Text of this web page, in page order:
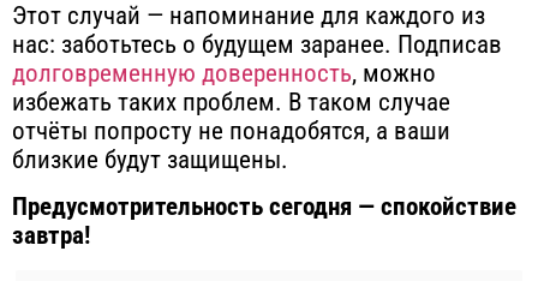
Этот случай — напоминание для каждого из
нас: заботьтесь о будущем заранее. Подписав
долговременную доверенность, можно
избежать таких проблем. В таком случае
отчёты попросту не понадобятся, а ваши
близкие будут защищены.
Предусмотрительность сегодня — спокойствие
завтра!